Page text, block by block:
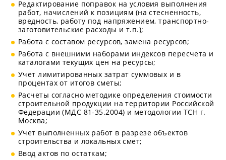
Редактирование поправок на условия выполнения
работ, начислений к позициям (на стесненность,
вредность, работу под напряжением, транспортно-
заготовительские расходы и т.п.);
Работа с составом ресурсов, замена ресурсов;
Работа с внешними наборами индексов пересчета и
каталогами текущих цен на ресурсы;
Учет лимитированных затрат суммовых и в
процентах от итогов сметы;
Расчеты согласно методике определения стоимости
строительной продукции на территории Российской
Федерации (МДС 81-35.2004) и методологии ТСН г.
Москва;
Учет выполненных работ в разрезе объектов
строительства и локальных смет;
Ввод актов по остаткам;